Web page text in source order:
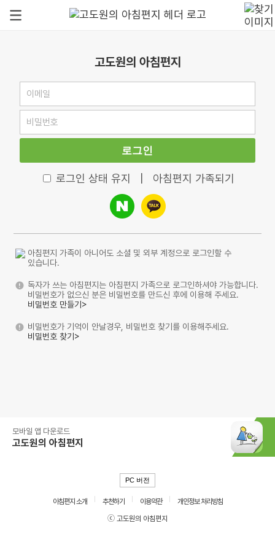
고도원의 아침편지
로그인
로그인 상태 유지 아침편지 가족되기
아침편지 가족이 아니어도 소셜 및 외부 계정으로 로그인할 수
있습니다.
독자가 쓰는 아침편지는 아침편지 가족으로 로그인하셔야 가능합니다.
비밀번호가 없으신 분은 비밀번호를 만드신 후에 이용해 주세요.
비밀번호 만들기>
비밀번호가 기억이 안날경우, 비밀번호 찾기를 이용해주세요.
비밀번호 찾기>
모바일 앱 다운로드
고도원의 아침편지
PC 버전
아침편지 소개 추천하기 이용약관
개인정보 처리방침
ⓒ 고도원의 아침편지